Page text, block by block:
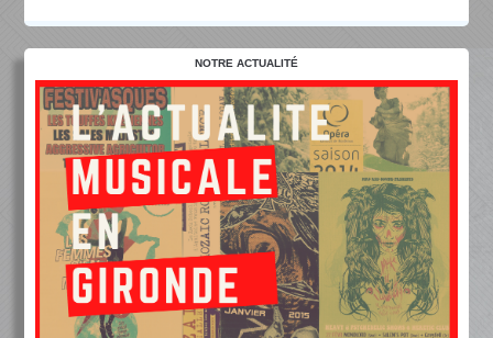
NOTRE ACTUALITÉ